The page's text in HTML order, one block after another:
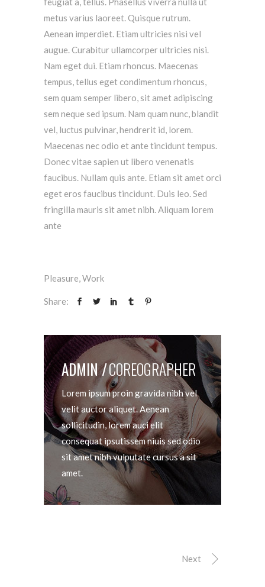
metus varius laoreet. Quisque rutrum.
Aenean imperdiet. Etiam ultricies nisi vel
augue. Curabitur ullamcorper ultricies nisi.
Nam eget dui. Etiam rhoncus. Maecenas
tempus, tellus eget condimentum rhoncus,
sem quam semper libero, sit amet adipiscing
sem neque sed ipsum. Nam quam nunc, blandit
vel, luctus pulvinar, hendrerit id, lorem.
Maecenas nec odio et ante tincidunt tempus.
Donec vitae sapien ut libero venenatis
faucibus. Nullam quis ante. Etiam sit amet orci
eget eros faucibus tincidunt. Duis leo. Sed
fringilla mauris sit amet nibh. Aliquam lorem
ante
Pleasure,Work
Share:
ADMIN COREOGRAPHER
Lorem ipsum proin gravida nibh vel
velit auctor aliquet. Aenean
sollicitudin, lorem auci elit
consequat ipsutissem niuis sed odio
sit amet nibh vulputate cursus a sit
amet.
Next